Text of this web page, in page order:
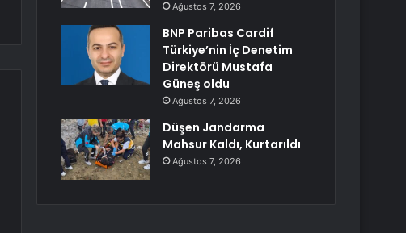
Ağustos 7, 2026
BNP Paribas Cardif
Türkiye’nin İç Denetim
Direktörü Mustafa
Güneş oldu
Ağustos 7, 2026
Düşen Jandarma
Mahsur Kaldı, Kurtarıldı
Ağustos 7, 2026